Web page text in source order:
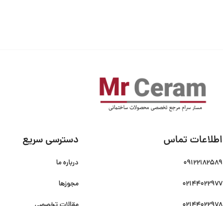
اطلاعات تماس
09122182589
02144022977
دسترسی سریع
درباره ما
مجوزها